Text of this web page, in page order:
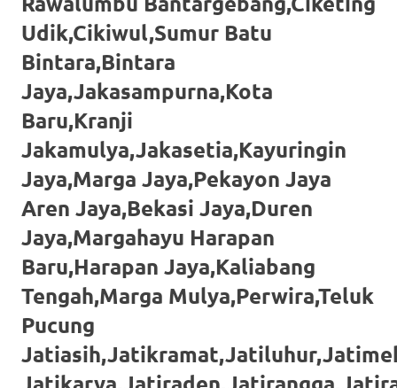
replica
rolex.
Discover
More
Here
loanswatches.com.
Wiht
80%
Discount
replica
watches.
Udik,Cikiwul,Sumur Batu
Bintara,Bintara
Jaya,Jakasampurna,Kota
Baru,Kranji
Jakamulya,Jakasetia,Kayuringin
Jaya,Marga Jaya,Pekayon Jaya
Aren Jaya,Bekasi Jaya,Duren
Jaya,Margahayu Harapan
Baru,Harapan Jaya,Kaliabang
Tengah,Marga Mulya,Perwira,Teluk
Pucung